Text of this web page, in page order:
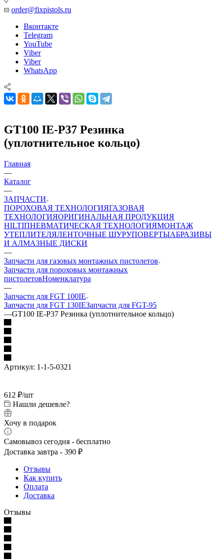
order@fixpistols.ru
Вконтакте
Telegram
YouTube
Viber
Viber
WhatsApp
GT100 IE-P37 Резинка
(уплотнительное кольцо)
Главная
—
Каталог
—
ЗАПЧАСТИ
ПОРОХОВАЯ ТЕХНОЛОГИЯГАЗОВАЯ
ТЕХНОЛОГИЯОРИГИНАЛЬНАЯ ПРОДУКЦИЯ
HILTIПНЕВМАТИЧЕСКАЯ ТЕХНОЛОГИЯМОНТАЖ
УТЕПЛИТЕЛЯЛЕНТОЧНЫЕ ШУРУПОВЕРТЫАБРАЗИВЫ
И АЛМАЗНЫЕ ДИСКИ
—
Запчасти для газовых монтажных пистолетов
Запчасти для пороховых монтажных
пистолетовНоменклатура
—
Запчасти для FGT 100IE
Запчасти для FGT 130IEЗапчасти для FGT-95
—GT100 IE-P37 Резинка (уплотнительное кольцо)
Артикул: 1-1-5-0321
612 ₽/шт
Нашли дешевле?
Хочу в подарок
Самовывоз сегодня - бесплатно
Доставка завтра - 390 ₽
Отзывы
Как купить
Оплата
Доставка
Отзывы